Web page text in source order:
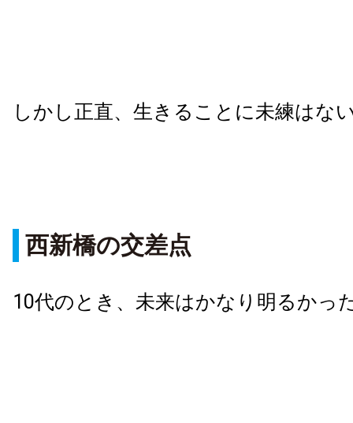
しかし正直、生きることに未練はな
西新橋の交差点
10代のとき、未来はかなり明るかっ